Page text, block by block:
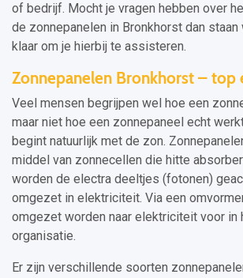
of bedrijf. Mocht je vragen hebben over
de zonnepanelen in Bronkhorst dan staan
klaar om je hierbij te assisteren.
Zonnepanelen Bronkhorst – top
Veel mensen begrijpen wel hoe een
maar niet hoe een zonnepaneel echt
begint natuurlijk met de zon.
middel van zonnecellen die hitte
worden de electra deeltjes (fotonen)
omgezet in elektriciteit. Via een
omgezet worden naar elektriciteit voor in
organisatie.
Er zijn verschillende soorten